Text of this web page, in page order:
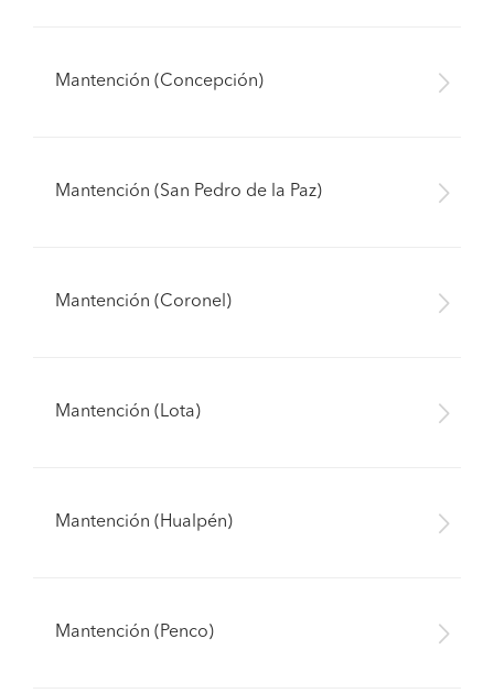
Mantención (Concepción)
Mantención (San Pedro de la Paz)
Mantención (Coronel)
Mantención (Lota)
Mantención (Hualpén)
Mantención (Penco)